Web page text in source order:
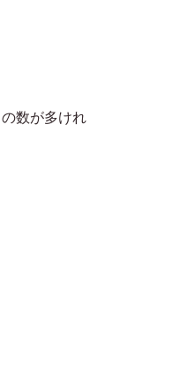
数が多けれ